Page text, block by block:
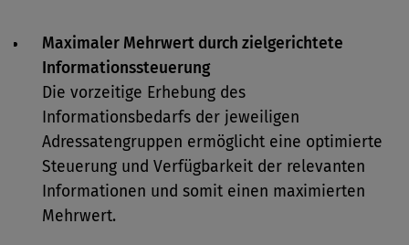
Maximaler Mehrwert durch zielgerichtete
Informationssteuerung
Die vorzeitige Erhebung des
Informationsbedarfs der jeweiligen
Adressatengruppen ermöglicht eine optimierte
Steuerung und Verfügbarkeit der relevanten
Informationen und somit einen maximierten
Mehrwert.